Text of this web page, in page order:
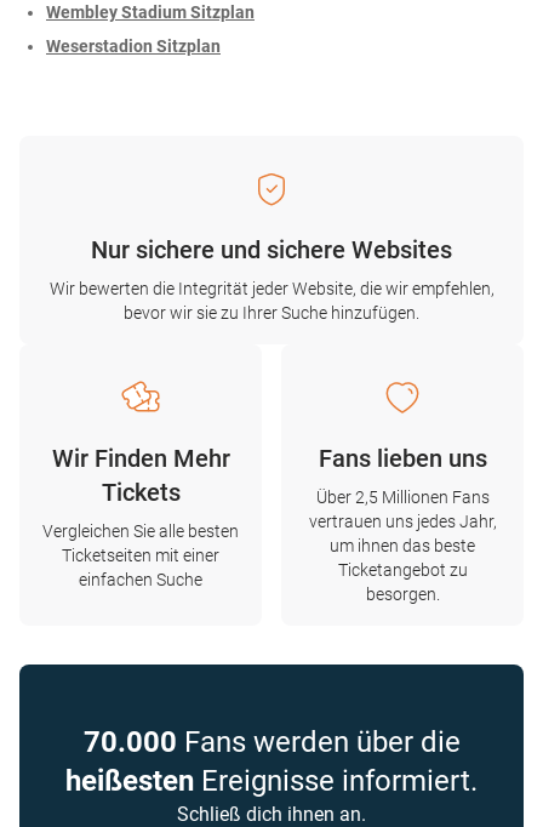
Wembley Stadium Sitzplan
Weserstadion Sitzplan
Nur sichere und sichere Websites
Wir bewerten die Integrität jeder Website, die wir empfehlen,
bevor wir sie zu Ihrer Suche hinzufügen.
Wir Finden Mehr
Tickets
Vergleichen Sie alle besten
Ticketseiten mit einer
einfachen Suche
Fans lieben uns
Über 2,5 Millionen Fans
vertrauen uns jedes Jahr,
um ihnen das beste
Ticketangebot zu
besorgen.
70.000 Fans werden über die
heißesten Ereignisse informiert.
Schließ dich ihnen an.